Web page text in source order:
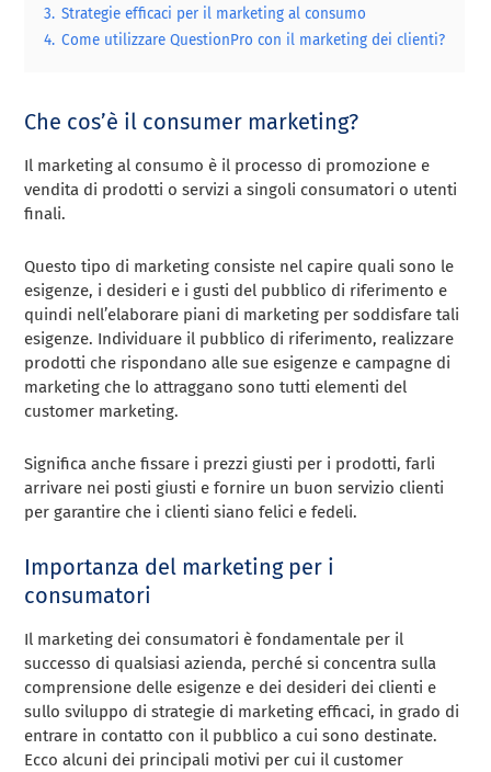
3. Strategie efficaci per il marketing al consumo
4. Come utilizzare QuestionPro con il marketing dei clienti?
Che cos’è il consumer marketing?
Il marketing al consumo è il processo di promozione e
vendita di prodotti o servizi a singoli consumatori o utenti
finali.
Questo tipo di marketing consiste nel capire quali sono le
esigenze, i desideri e i gusti del pubblico di riferimento e
quindi nell’elaborare piani di marketing per soddisfare tali
esigenze. Individuare il pubblico di riferimento, realizzare
prodotti che rispondano alle sue esigenze e campagne di
marketing che lo attraggano sono tutti elementi del
customer marketing.
Significa anche fissare i prezzi giusti per i prodotti, farli
arrivare nei posti giusti e fornire un buon servizio clienti
per garantire che i clienti siano felici e fedeli.
Importanza del marketing per i
consumatori
Il marketing dei consumatori è fondamentale per il
successo di qualsiasi azienda, perché si concentra sulla
comprensione delle esigenze e dei desideri dei clienti e
sullo sviluppo di strategie di marketing efficaci, in grado di
entrare in contatto con il pubblico a cui sono destinate.
Ecco alcuni dei principali motivi per cui il customer